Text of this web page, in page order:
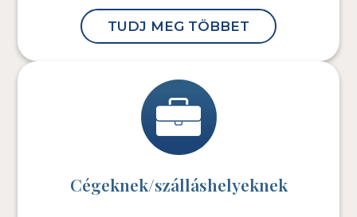
TUDJ MEG TÖBBET
Cégeknek/szálláshelyeknek